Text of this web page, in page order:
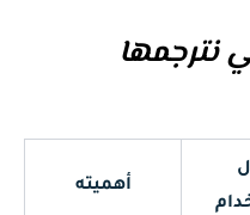
نترجمها
أهميته